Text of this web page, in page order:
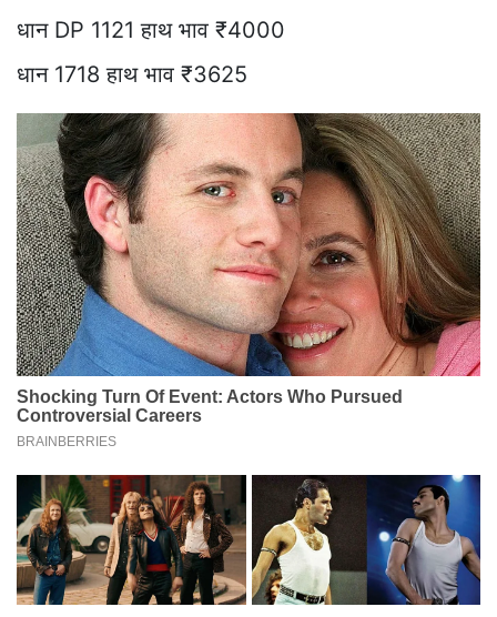
धान DP 1121 हाथ भाव ₹4000
धान 1718 हाथ भाव ₹3625